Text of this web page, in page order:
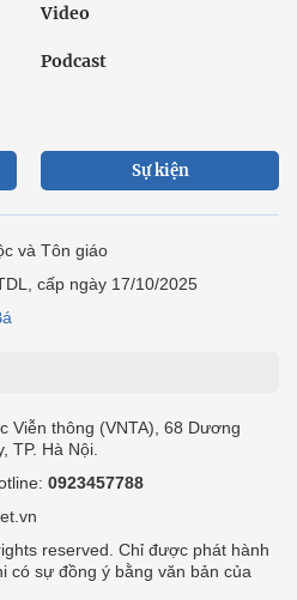
Video
Podcast
Sự kiện
và Tôn giáo
cấp ngày 17/10/2025
Viễn thông (VNTA), 68 Dương
TP. Hà Nội.
0923457788
reserved. Chỉ được phát hành
có sự đồng ý bằng văn bản của